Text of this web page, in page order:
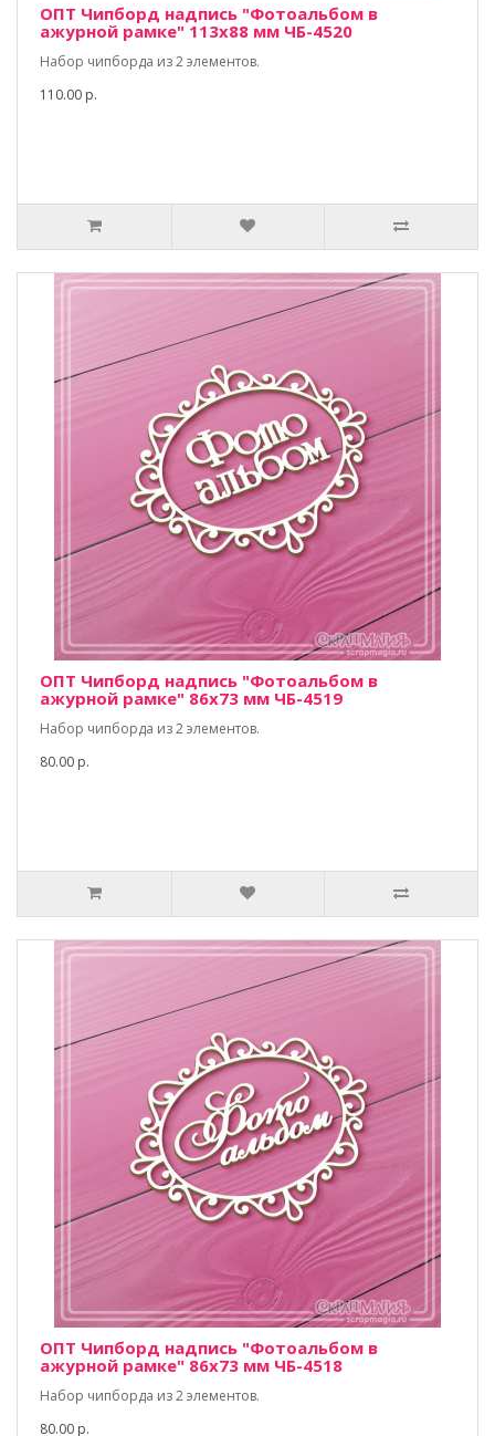
ОПТ Чипборд надпись "Фотоальбом в
ажурной рамке" 113х88 мм ЧБ-4520
Набор чипборда из 2 элементов.
110.00 р.
ОПТ Чипборд надпись "Фотоальбом в
ажурной рамке" 86х73 мм ЧБ-4519
Набор чипборда из 2 элементов.
80.00 р.
ОПТ Чипборд надпись "Фотоальбом в
ажурной рамке" 86х73 мм ЧБ-4518
Набор чипборда из 2 элементов.
80.00 р.